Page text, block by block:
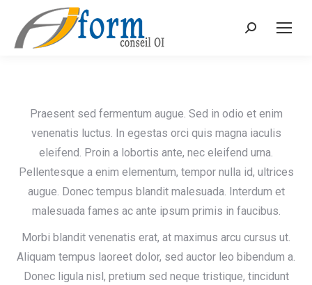
Recherche
Praesent sed fermentum augue. Sed in odio et enim
venenatis luctus. In egestas orci quis magna iaculis
eleifend. Proin a lobortis ante, nec eleifend urna.
Pellentesque a enim elementum, tempor nulla id, ultrices
augue. Donec tempus blandit malesuada. Interdum et
malesuada fames ac ante ipsum primis in faucibus.
Morbi blandit venenatis erat, at maximus arcu cursus ut.
Aliquam tempus laoreet dolor, sed auctor leo bibendum a.
Donec ligula nisl, pretium sed neque tristique, tincidunt